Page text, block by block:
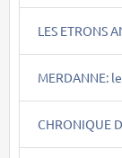
LES ETRONS
MERDANNE:
CHRONIQUE